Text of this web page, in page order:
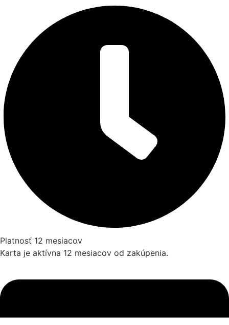
Platnosť 12 mesiacov
Karta je aktívna 12 mesiacov od zakúpenia.